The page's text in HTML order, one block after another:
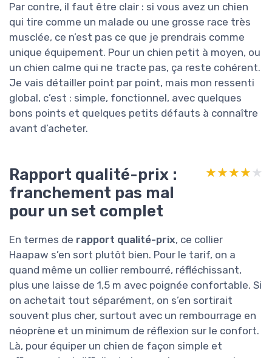
Par contre, il faut être clair : si vous avez un chien
qui tire comme un malade ou une grosse race très
musclée, ce n’est pas ce que je prendrais comme
unique équipement. Pour un chien petit à moyen, ou
un chien calme qui ne tracte pas, ça reste cohérent.
Je vais détailler point par point, mais mon ressenti
global, c’est : simple, fonctionnel, avec quelques
bons points et quelques petits défauts à connaître
avant d’acheter.
Rapport qualité-prix :
franchement pas mal
pour un set complet
★★★★★
★★★★★
En termes de rapport qualité-prix, ce collier
Haapaw s’en sort plutôt bien. Pour le tarif, on a
quand même un collier rembourré, réfléchissant,
plus une laisse de 1,5 m avec poignée confortable. Si
on achetait tout séparément, on s’en sortirait
souvent plus cher, surtout avec un rembourrage en
néoprène et un minimum de réflexion sur le confort.
Là, pour équiper un chien de façon simple et